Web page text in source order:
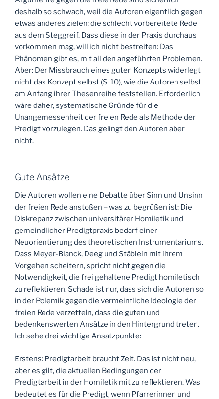
deshalb so schwach, weil die Autoren eigentlich gegen
etwas anderes zielen: die schlecht vorbereitete Rede
aus dem Steggreif. Dass diese in der Praxis durchaus
vorkommen mag, will ich nicht bestreiten: Das
Phänomen gibt es, mit all den angeführten Problemen.
Aber: Der Missbrauch eines guten Konzepts widerlegt
nicht das Konzept selbst (S. 10), wie die Autoren selbst
am Anfang ihrer Thesenreihe feststellen. Erforderlich
wäre daher, systematische Gründe für die
Unangemessenheit der freien Rede als Methode der
Predigt vorzulegen. Das gelingt den Autoren aber
nicht.
Gute Ansätze
Die Autoren wollen eine Debatte über Sinn und Unsinn
der freien Rede anstoßen – was zu begrüßen ist: Die
Diskrepanz zwischen universitärer Homiletik und
gemeindlicher Predigtpraxis bedarf einer
Neuorientierung des theoretischen Instrumentariums.
Dass Meyer-Blanck, Deeg und Stäblein mit ihrem
Vorgehen scheitern, spricht nicht gegen die
Notwendigkeit, die frei gehaltene Predigt homiletisch
zu reflektieren. Schade ist nur, dass sich die Autoren so
in der Polemik gegen die vermeintliche Ideologie der
freien Rede verzetteln, dass die guten und
bedenkenswerten Ansätze in den Hintergrund treten.
Ich sehe drei wichtige Ansatzpunkte:
Erstens: Predigtarbeit braucht Zeit. Das ist nicht neu,
aber es gilt, die aktuellen Bedingungen der
Predigtarbeit in der Homiletik mit zu reflektieren. Was
bedeutet es für die Predigt, wenn Pfarrerinnen und